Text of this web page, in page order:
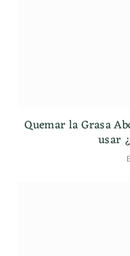
Quemar la Grasa
usar